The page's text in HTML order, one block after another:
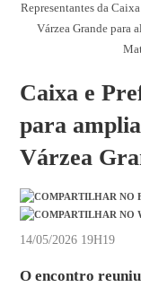
Representantes da
Várzea Grande para
Caixa e
para
Várzea
14/05/2026 19H19
O encontro